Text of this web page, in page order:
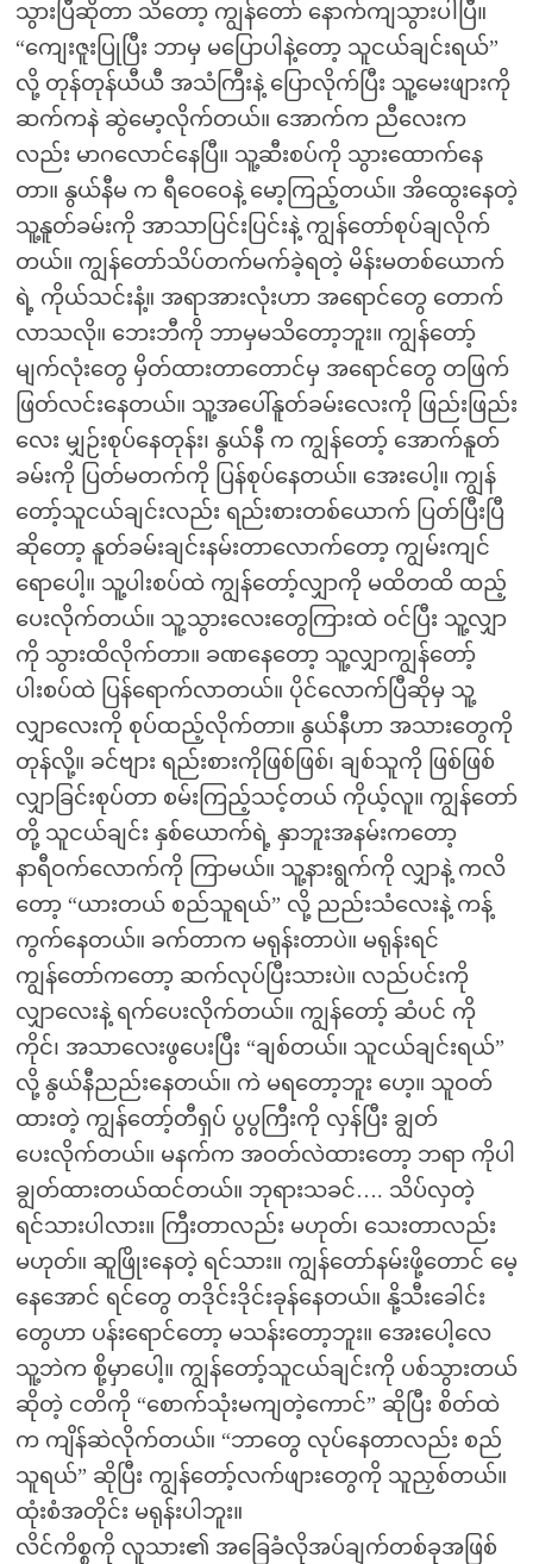
သွားပြီဆိုတာ သိတော့ ကျွန်တော် နောက်ကျသွားပါပြီ။
“ကျေးဇူးပြုပြီး ဘာမှ မပြောပါနဲ့တော့ သူငယ်ချင်းရယ်”
လို့ တုန်တုန်ယီယီ အသံကြီးနဲ့ ပြောလိုက်ပြီး သူ့မေးဖျားကို
ဆက်ကနဲ ဆွဲမော့လိုက်တယ်။ အောက်က ညီလေးက
လည်း မာဂလောင်နေပြီ။ သူ့ဆီးစပ်ကို သွားထောက်နေ
တာ။ နွယ်နီမ က ရီဝေဝေနဲ့ မော့ကြည့်တယ်။ အိထွေးနေတဲ့
သူ့နူတ်ခမ်းကို အာသာပြင်းပြင်းနဲ့ ကျွန်တော်စုပ်ချလိုက်
တယ်။ ကျွန်တော်သိပ်တက်မက်ခဲ့ရတဲ့ မိန်းမတစ်ယောက်
ရဲ့ ကိုယ်သင်းနံ့။ အရာအားလုံးဟာ အရောင်တွေ တောက်
လာသလို။ ဘေးဘီကို ဘာမှမသိတော့ဘူး။ ကျွန်တော့်
မျက်လုံးတွေ မှိတ်ထားတာတောင်မှ အရောင်တွေ တဖြက်
ဖြတ်လင်းနေတယ်။ သူ့အပေါ်နူတ်ခမ်းလေးကို ဖြည်းဖြည်း
လေး မျှဉ်းစုပ်နေတုန်း၊ နွယ်နီ က ကျွန်တော့် အောက်နူတ်
ခမ်းကို ပြတ်မတက်ကို ပြန်စုပ်နေတယ်။ အေးပေါ့။ ကျွန်
တော့်သူငယ်ချင်းလည်း ရည်းစားတစ်ယောက် ပြတ်ပြီးပြီ
ဆိုတော့ နူတ်ခမ်းချင်းနမ်းတာလောက်တော့ ကျွမ်းကျင်
ရောပေါ့။ သူ့ပါးစပ်ထဲ ကျွန်တော့်လျှာကို မထိတထိ ထည့်
ပေးလိုက်တယ်။ သူ့သွားလေးတွေကြားထဲ ဝင်ပြီး သူ့လျှာ
ကို သွားထိလိုက်တာ။ ခဏနေတော့ သူ့လျှာကျွန်တော့်
ပါးစပ်ထဲ ပြန်ရောက်လာတယ်။ ပိုင်လောက်ပြီဆိုမှ သူ့
လျှာလေးကို စုပ်ထည့်လိုက်တာ။ နွယ်နီဟာ အသားတွေကို
တုန်လို့။ ခင်ဗျား ရည်းစားကိုဖြစ်ဖြစ်၊ ချစ်သူကို ဖြစ်ဖြစ်
လျှာခြင်းစုပ်တာ စမ်းကြည့်သင့်တယ် ကိုယ့်လူ။ ကျွန်တော်
တို့ သူငယ်ချင်း နှစ်ယောက်ရဲ့ နှာဘူးအနမ်းကတော့
နာရီဝက်လောက်ကို ကြာမယ်။ သူ့နားရွက်ကို လျှာနဲ့ ကလိ
တော့ “ယားတယ် စည်သူရယ်” လို့ ညည်းသံလေးနဲ့ ကန့်
ကွက်နေတယ်။ ခက်တာက မရုန်းတာပဲ။ မရုန်းရင်
ကျွန်တော်ကတော့ ဆက်လုပ်ပြီးသားပဲ။ လည်ပင်းကို
လျှာလေးနဲ့ ရက်ပေးလိုက်တယ်။ ကျွန်တော့် ဆံပင် ကို
ကိုင်၊ အသာလေးဖွပေးပြီး “ချစ်တယ်။ သူငယ်ချင်းရယ်”
လို့ နွယ်နီညည်းနေတယ်။ ကဲ မရတော့ဘူး ဟေ့။ သူဝတ်
ထားတဲ့ ကျွန်တော့်တီရှပ် ပွပွကြီးကို လှန်ပြီး ချွတ်
ပေးလိုက်တယ်။ မနက်က အဝတ်လဲထားတော့ ဘရာ ကိုပါ
ချွတ်ထားတယ်ထင်တယ်။ ဘုရားသခင်…. သိပ်လှတဲ့
ရင်သားပါလား။ ကြီးတာလည်း မဟုတ်၊ သေးတာလည်း
မဟုတ်။ ဆူဖြိုးနေတဲ့ ရင်သား။ ကျွန်တော်နမ်းဖို့တောင် မေ့
နေအောင် ရင်တွေ တဒိုင်းဒိုင်းခုန်နေတယ်။ နို့သီးခေါင်း
တွေဟာ ပန်းရောင်တော့ မသန်းတော့ဘူး။ အေးပေါ့လေ
သူ့ဘဲက စို့မှာပေါ့။ ကျွန်တော့်သူငယ်ချင်းကို ပစ်သွားတယ်
ဆိုတဲ့ ငတိကို “စောက်သုံးမကျတဲ့ကောင်” ဆိုပြီး စိတ်ထဲ
က ကျိန်ဆဲလိုက်တယ်။ “ဘာတွေ လုပ်နေတာလည်း စည်
သူရယ်” ဆိုပြီး ကျွန်တော့်လက်ဖျားတွေကို သူညှစ်တယ်။
ထုံးစံအတိုင်း မရုန်းပါဘူး။
လိင်ကိစ္စကို လူသား၏ အခြေခံလိုအပ်ချက်တစ်ခုအဖြစ်